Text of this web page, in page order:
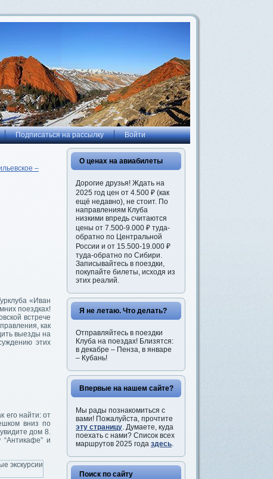
Подписаться на рассылку Войти
–
«Иван
поездках!
встрече
как
выезды на
этих
его найти: от
вниз по
дом 8.
и
О ценах на авиабилеты
Дорогие друзья! Ждать на
2025 год цен от 4.500 ₽ (как
ещё недавно), не стоит. По
направлениям Клуба
низкими впредь считаются
цены от 7.500-9.000 ₽ туда-
обратно по Центральной
России и от 15.500-19.000 ₽
туда-обратно по Сибири.
Записывайтесь в поездки,
покупайте билеты, исходя из
этих реалий.
Я не летаю. Что делать?
Отправляйтесь в поездки
Клуба на поездах! Близятся:
в декабре – Пенза, в январе
– Кубань!
Впервые на нашем сайте?
Мы рады познакомиться с
вами! Пожалуйста, прочтите
эту страницу. Думаете, куда
поехать с нами? Список всех
маршрутов 2025 года здесь.
Поиск по сайту